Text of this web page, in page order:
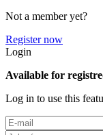
Not a member yet?
Register now
Login
Available for
Log in to use this